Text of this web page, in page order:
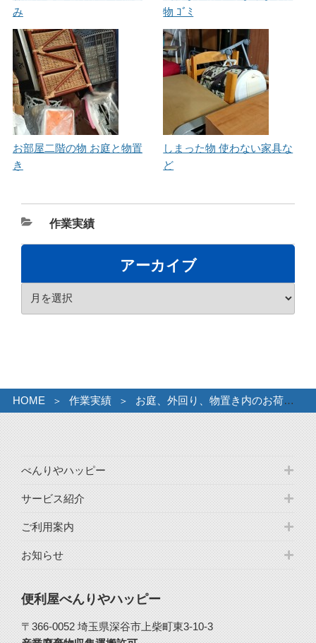
み
物 ｺﾞﾐ
お部屋二階の物 お庭と物置
き
しまった物 使わない家具な
ど
カ
テ
ー
作業実績
アーカイブ
HOME 作業実績 お庭、外回り、物置き内のお荷物など
べんりやハッピー
サービス紹介
ご利用案内
お知らせ
便利屋べんりやハッピー
〒366-0052 埼玉県深谷市上柴町東3-10-3